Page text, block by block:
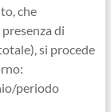
che
di
totale), si procede
periodo